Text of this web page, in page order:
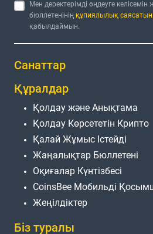
Мен деректерімді өңдеуге
бюллетенінің құпиялылық
қабылдаймын.
Санаттар
Құралдар
Қолдау және Анықтама
Қолдау Көрсететін Крипто
Қалай Жұмыс Істейді
Жаңалықтар Бюллетені
Оқиғалар Күнтізбесі
CoinsBee Мобильді
Жеңілдіктер
Біз туралы